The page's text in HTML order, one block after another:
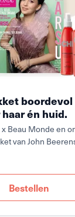
én huid.
Beau Monde en
van John
Bestellen